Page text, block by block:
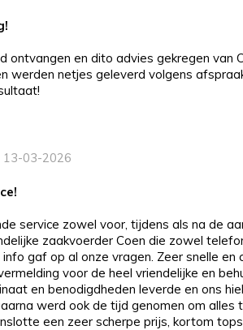
ontvangen en dito advies gekregen van
werden netjes geleverd volgens
13-03-2026
service zowel voor, tijdens als na de
zaakvoerder Coen die zowel
gaf op al onze vragen. Zeer snelle en
voor de heel vriendelijke en
en benodigdheden leverde en ons
werd ook de tijd genomen om alles
een zeer scherpe prijs, kortom